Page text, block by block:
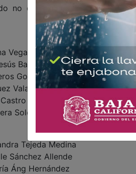
no queda solamente ahí,
Vega
Balderas Beltrán
González
Valadez
Solórzano
Tejeda Medina
Sánchez Allende
Áng Hernández